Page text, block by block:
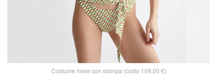
Costume mare con stampa (costo 109,00 €)